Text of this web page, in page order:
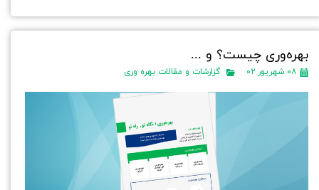
بهره‌وری چیست؟ و ...
۰۸ شهریور ۰۲ گزارشات و مقالات بهره وری